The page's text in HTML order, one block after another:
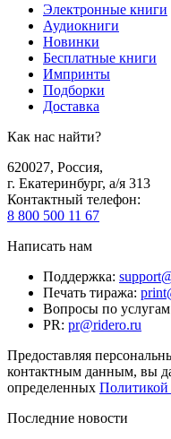
Электронные книги
Аудиокниги
Новинки
Бесплатные книги
Импринты
Подборки
Доставка
Как нас найти?
620027, Россия,
г. Екатеринбург, а/я 313
Контактный телефон:
8 800 500 11 67
Написать нам
Поддержка:
Печать тиража:
Вопросы по услугам
PR: pr@ridero.ru
Предоставляя
контактным данным, вы
определенных Политикой
Последние новости